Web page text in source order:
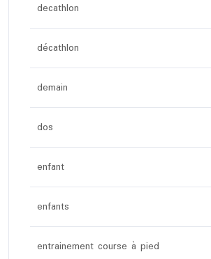
decathlon
décathlon
demain
dos
enfant
enfants
entrainement course à pied